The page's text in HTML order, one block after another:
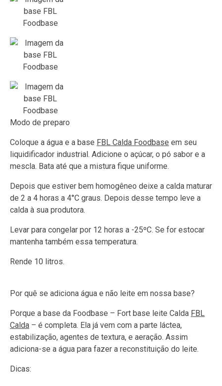
Modo de preparo
Coloque a água e a base FBL Calda Foodbase em seu
liquidificador industrial. Adicione o açúcar, o pó sabor e a
mescla. Bata até que a mistura fique uniforme.
Depois que estiver bem homogêneo deixe a calda maturar
de 2 a 4 horas a 4°C graus. Depois desse tempo leve a
calda à sua produtora.
Levar para congelar por 12 horas a -25ºC. Se for estocar
mantenha também essa temperatura.
Rende 10 litros.
Por quê se adiciona água e não leite em nossa base?
Porque a base da Foodbase – Fort base leite Calda FBL
Calda – é completa. Ela já vem com a parte láctea,
estabilização, agentes de textura, e aeração. Assim
adiciona-se a água para fazer a reconstituição do leite.
Dicas: